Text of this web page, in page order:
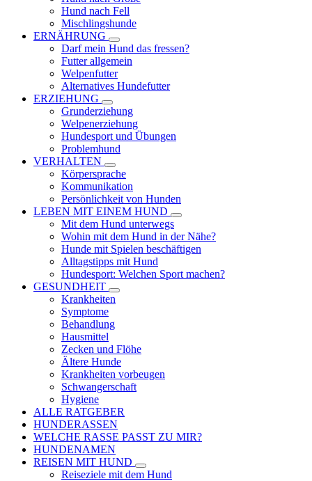
Hund nach Fell
Mischlingshunde
ERNÄHRUNG
Darf mein Hund das fressen?
Futter allgemein
Welpenfutter
Alternatives Hundefutter
ERZIEHUNG
Grunderziehung
Welpenerziehung
Hundesport und Übungen
Problemhund
VERHALTEN
Körpersprache
Kommunikation
Persönlichkeit von Hunden
LEBEN MIT EINEM HUND
Mit dem Hund unterwegs
Wohin mit dem Hund in der Nähe?
Hunde mit Spielen beschäftigen
Alltagstipps mit Hund
Hundesport: Welchen Sport machen?
GESUNDHEIT
Krankheiten
Symptome
Behandlung
Hausmittel
Zecken und Flöhe
Ältere Hunde
Krankheiten vorbeugen
Schwangerschaft
Hygiene
ALLE RATGEBER
HUNDERASSEN
WELCHE RASSE PASST ZU MIR?
HUNDENAMEN
REISEN MIT HUND
Reiseziele mit dem Hund